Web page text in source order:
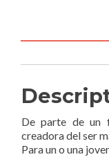
De parte de un
creadora del ser
Para un o una